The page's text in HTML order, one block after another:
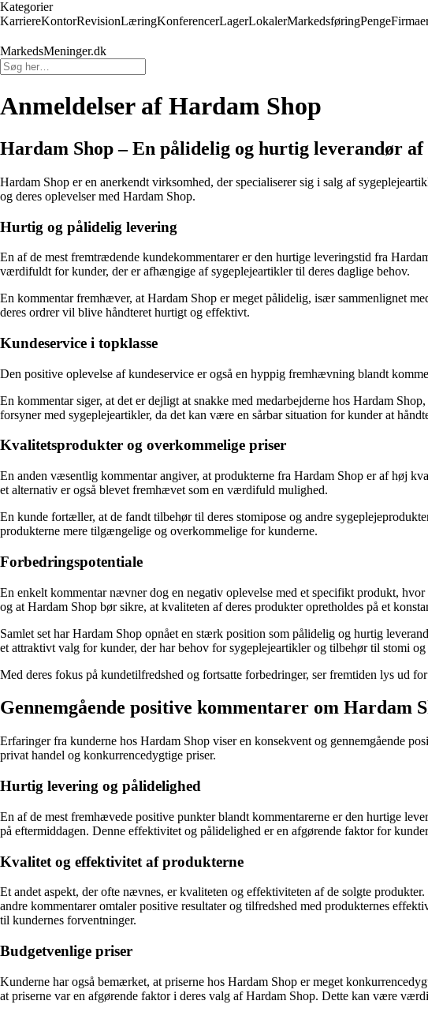
Kategorier
KarriereKontorRevisionLæringKonferencerLagerLokalerMarkedsføringPenge
MarkedsMeninger.dk
Anmeldelser af Hardam Shop
Hardam Shop – En pålidelig og hurtig leverandør
Hardam Shop er en anerkendt virksomhed, der specialiserer sig i salg af
og deres oplevelser med Hardam Shop.
Hurtig og pålidelig levering
En af de mest fremtrædende kundekommentarer er den hurtige leveringstid fra
værdifuldt for kunder, der er afhængige af sygeplejeartikler til deres daglige behov.
En kommentar fremhæver, at Hardam Shop er meget pålidelig, især sammenlignet
deres ordrer vil blive håndteret hurtigt og effektivt.
Kundeservice i topklasse
Den positive oplevelse af kundeservice er også en hyppig fremhævning blandt
En kommentar siger, at det er dejligt at snakke med medarbejderne hos Hardam
forsyner med sygeplejeartikler, da det kan være en sårbar situation for kunder at
Kvalitetsprodukter og overkommelige priser
En anden væsentlig kommentar angiver, at produkterne fra Hardam Shop er af høj
et alternativ er også blevet fremhævet som en værdifuld mulighed.
En kunde fortæller, at de fandt tilbehør til deres stomipose og andre
produkterne mere tilgængelige og overkommelige for kunderne.
Forbedringspotentiale
En enkelt kommentar nævner dog en negativ oplevelse med et specifikt produkt,
og at Hardam Shop bør sikre, at kvaliteten af deres produkter opretholdes på et
Samlet set har Hardam Shop opnået en stærk position som pålidelig og hurtig
et attraktivt valg for kunder, der har behov for sygeplejeartikler og tilbehør til stomi og
Med deres fokus på kundetilfredshed og fortsatte forbedringer, ser fremtiden lys ud
Gennemgående positive kommentarer om Hardam
Erfaringer fra kunderne hos Hardam Shop viser en konsekvent og gennemgående
privat handel og konkurrencedygtige priser.
Hurtig levering og pålidelighed
En af de mest fremhævede positive punkter blandt kommentarerne er den hurtige
på eftermiddagen. Denne effektivitet og pålidelighed er en afgørende faktor for
Kvalitet og effektivitet af produkterne
Et andet aspekt, der ofte nævnes, er kvaliteten og effektiviteten af de solgte
andre kommentarer omtaler positive resultater og tilfredshed med produkternes
til kundernes forventninger.
Budgetvenlige priser
Kunderne har også bemærket, at priserne hos Hardam Shop er meget
at priserne var en afgørende faktor i deres valg af Hardam Shop. Dette kan være